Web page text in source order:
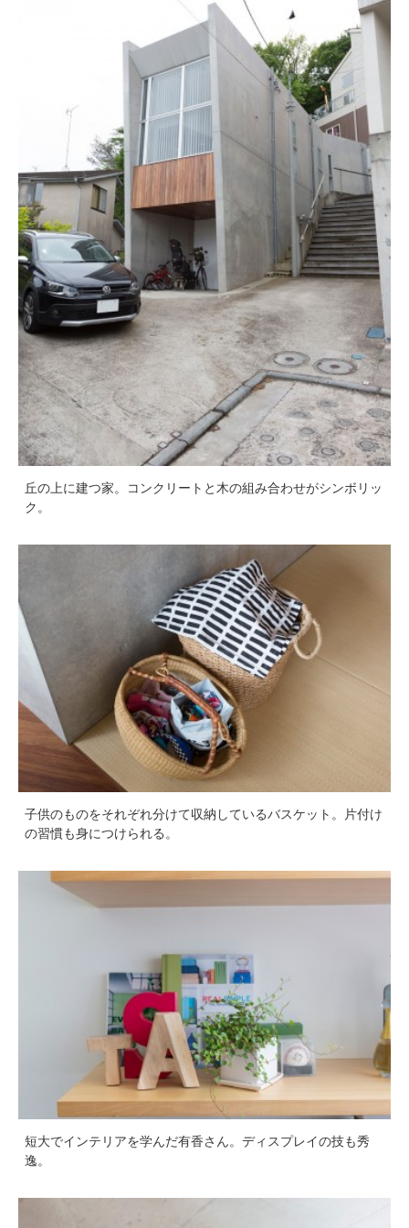
丘の上に建つ家。コンクリートと木の組み合わせがシンボリッ
ク。
子供のものをそれぞれ分けて収納しているバスケット。片付け
の習慣も身につけられる。
短大でインテリアを学んだ有香さん。ディスプレイの技も秀
逸。